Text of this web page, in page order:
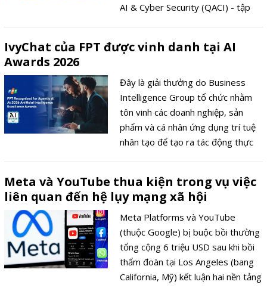
AI & Cyber Security (QACI) - tập
chính thức ký kết Biên bản ghi nhớ
đào tạo và nghiên cứu trong các
lĩnh vực công nghệ chiến lược.
IvyChat của FPT được vinh danh tại AI
Awards 2026
Đây là giải thưởng do Business
Intelligence Group tổ chức nhằm
tôn vinh các doanh nghiệp, sản
phẩm và cá nhân ứng dụng trí tuệ
nhân tạo để tạo ra tác động thực
Meta và YouTube thua kiện trong vụ việc
liên quan đến hệ lụy mạng xã hội
Meta Platforms và YouTube
(thuộc Google) bị buộc bồi thường
tổng cộng 6 triệu USD sau khi bồi
thẩm đoàn tại Los Angeles (bang
California, Mỹ) kết luận hai nền tảng